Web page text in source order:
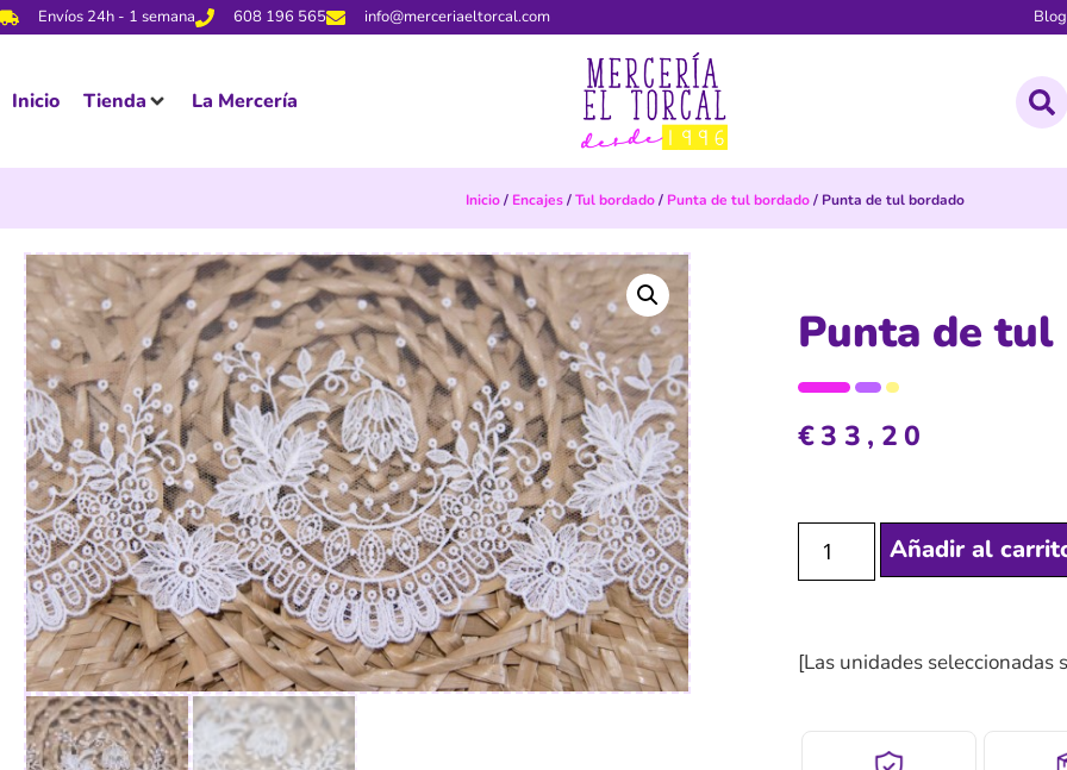
Envíos 24h - 1 semana 608 196 565 info@merceriaeltorcal.com Blog
Inicio Tienda La Mercería
Inicio/ Encajes/Tul bordado/ Punta de tul bordado/ Punta de tul bordado
Punta de
€33,20
Añadir al
[Las unidades seleccionadas